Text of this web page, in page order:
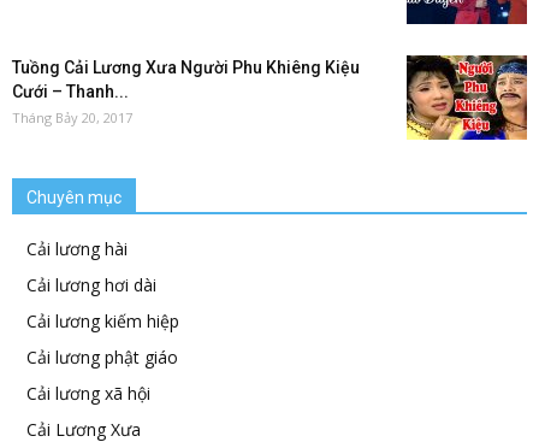
Tuồng Cải Lương Xưa Người Phu Khiêng Kiệu
Cưới – Thanh...
Tháng Bảy 20, 2017
Chuyên mục
Cải lương hài
Cải lương hơi dài
Cải lương kiếm hiệp
Cải lương phật giáo
Cải lương xã hội
Cải Lương Xưa